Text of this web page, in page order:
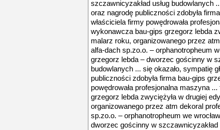
szczawnicyzakład usług budowlanych
oraz nagrodę publiczności zdobyła
właściciela firmy powędrowała
wykonawcza bau-gips grzegorz lebda
malarz roku, organizowanego przez
alfa-dach sp.zo.o. – orphanotropheum
grzegorz lebda – dworzec gościnny w
budowlanych ... się okazało, sympatię
publiczności zdobyła firma bau-gips
powędrowała profesjonalna maszyna
grzegorz lebda zwyciężyła w drugiej
organizowanego przez atm dekoral
sp.zo.o. – orphanotropheum we
dworzec gościnny w szczawnicyzakład